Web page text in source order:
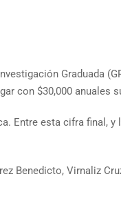
Graduada
con $30,000 anuales
Entre esta cifra final,
Benedicto, Virnaliz